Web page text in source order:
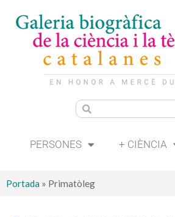
PERSONES + CIÈNCIA
Portada » Primatòleg